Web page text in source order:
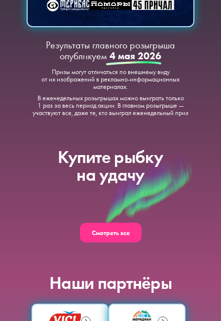
Результаты главного розыгрыша
опубликуем 4 мая 2026
Призы могут отличаться по внешнему виду
от их изображений в рекламно-информационных
материалах.
В еженедельных розыгрышах можно выиграть только
1 раз за весь период акции. В главном розыгрыше —
участвуют все, даже те, кто выиграл еженедельный приз
Купите рыбку
на удачу
Смотреть все
Наши партнёры